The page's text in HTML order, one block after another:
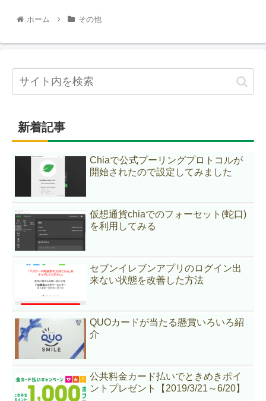
ホーム その他
新着記事
Chiaで公式プーリングプロトコルが
開始されたので設定してみました
仮想通貨chiaでのフォーセット(蛇口)
を利用してみる
セブンイレブンアプリのログイン出
来ない状態を改善した方法
QUOカードが当たる懸賞いろいろ紹
介
公共料金カード払いでときめきポイ
ントプレゼント【2019/3/21～6/20】